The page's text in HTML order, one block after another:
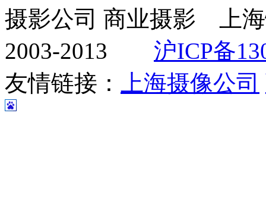
摄影公司 商业摄影 上海
2003-2013 沪ICP备
友情链接：
上海摄像公司